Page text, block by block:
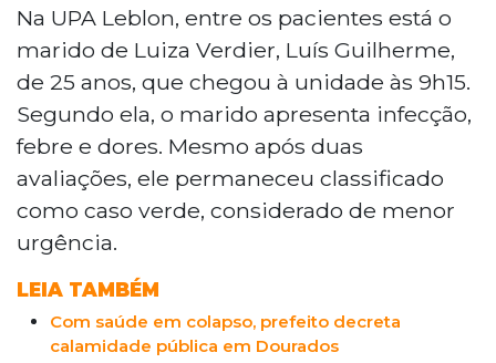
filas e horas de espera nesta segunda-
feira (20), véspera de feriado. Pacientes
relatam demoras de até sete horas por
atendimento nas unidades do Leblon,
Universitária e Moreninhas. Entre os
afetados estão um jovem com infecção e
febre, um idoso com gripe e labirintite e
uma criança com feridas pelo corpo. A
Prefeitura informou que as unidades
funcionam normalmente, mas não
respondeu sobre os atrasos.
Na UPA Leblon, entre os pacientes está o
marido de Luiza Verdier, Luís Guilherme,
de 25 anos, que chegou à unidade às 9h15.
Segundo ela, o marido apresenta infecção,
febre e dores. Mesmo após duas
avaliações, ele permaneceu classificado
como caso verde, considerado de menor
urgência.
LEIA TAMBÉM
Com saúde em colapso, prefeito decreta
calamidade pública em Dourados